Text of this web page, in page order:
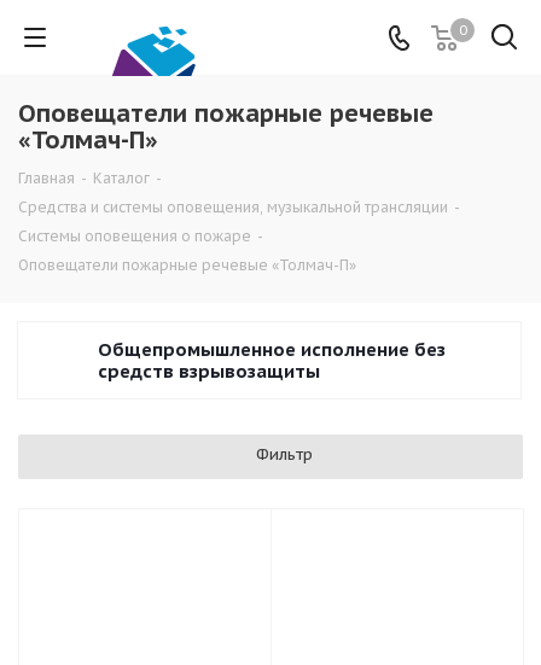
0
Оповещатели пожарные речевые
«Толмач-П»
Главная - Каталог -
Средства и системы оповещения, музыкальной трансляции -
Системы оповещения о пожаре -
Оповещатели пожарные речевые «Толмач-П»
Общепромышленное исполнение без
средств взрывозащиты
Фильтр